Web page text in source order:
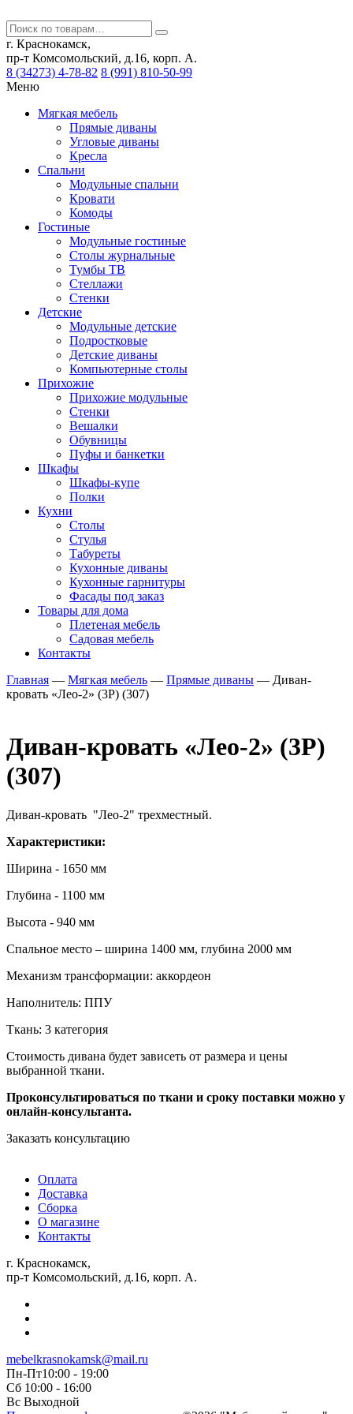
г. Краснокамск,
пр-т Комсомольский, д.16, корп. А.
8 (34273) 4-78-82 8 (991) 810-50-99
Меню
Мягкая мебель
Прямые диваны
Угловые диваны
Кресла
Спальни
Модульные спальни
Кровати
Комоды
Гостиные
Модульные гостиные
Столы журнальные
Тумбы ТВ
Стеллажи
Стенки
Детские
Модульные детские
Подростковые
Детские диваны
Компьютерные столы
Прихожие
Прихожие модульные
Стенки
Вешалки
Обувницы
Пуфы и банкетки
Шкафы
Шкафы-купе
Полки
Кухни
Столы
Стулья
Табуреты
Кухонные диваны
Кухонные гарнитуры
Фасады под заказ
Товары для дома
Плетеная мебель
Садовая мебель
Контакты
Главная — Мягкая мебель — Прямые диваны — Диван-
кровать «Лео-2» (3P) (307)
Диван-кровать «Лео-2» (3P)
(307)
Диван-кровать "Лео-2" трехместный.
Характеристики:
Ширина - 1650 мм
Глубина - 1100 мм
Высота - 940 мм
Спальное место – ширина 1400 мм, глубина 2000 мм
Механизм трансформации: аккордеон
Наполнитель: ППУ
Ткань: 3 категория
Стоимость дивана будет зависеть от размера и цены
выбранной ткани.
Проконсультироваться по ткани и сроку поставки можно у
онлайн-консультанта.
Заказать консультацию
Оплата
Доставка
Сборка
О магазине
Контакты
г. Краснокамск,
пр-т Комсомольский, д.16, корп. А.
mebelkrasnokamsk@mail.ru
Пн-Пт10:00 - 19:00
Сб 10:00 - 16:00
Вс Выходной